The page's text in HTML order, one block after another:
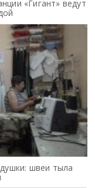
«Гигант» ведут
швеи тыла